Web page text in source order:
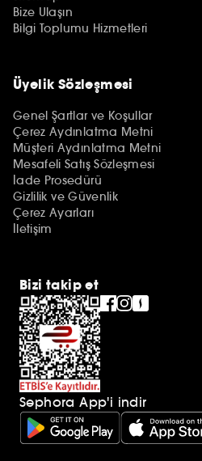
Bize Ulaşın
Bilgi Toplumu Hizmetleri
Üyelik Sözleşmesi
Genel Şartlar ve Koşullar
Çerez Aydınlatma Metni
Müşteri Aydınlatma Metni
Mesafeli Satış Sözleşmesi
İade Prosedürü
Gizlilik ve Güvenlik
Çerez Ayarları
İletişim
Bizi takip et
Sephora App'i indir